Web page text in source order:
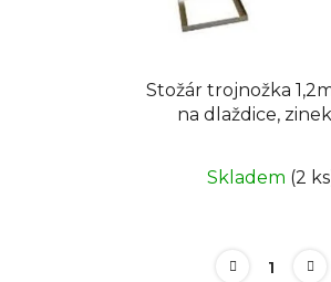
Stožár trojnožka
na dlaždice,
Skladem (2